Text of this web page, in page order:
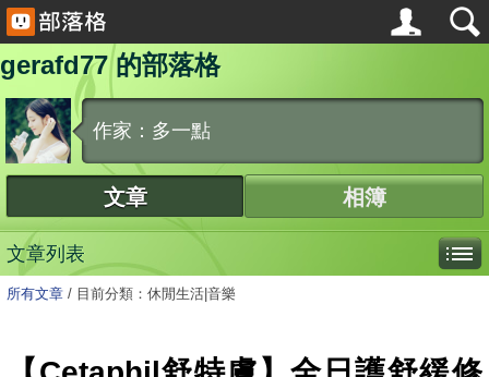
gerafd77 的部落格
作家：多一點
文章 相簿
文章列表
所有文章 / 目前分類：休閒生活|音樂